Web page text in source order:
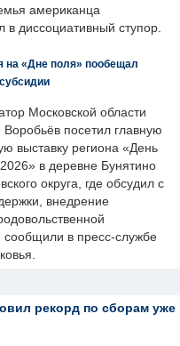
американца
в диссоциативный ступор.
на «Дне поля» пообещал
Московской области
посетил главную
выставку региона «День
в деревне Бунятино
округа, где обсудил с
внедрение
сообщили в пресс-службе
рекорд по сборам уже